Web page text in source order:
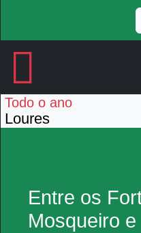
Todo o ano
Loures
Entre os
Mosqueiro